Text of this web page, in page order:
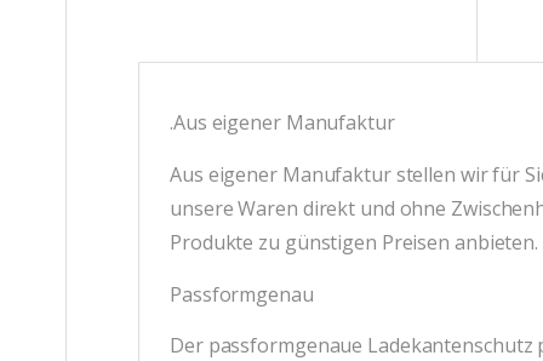
.Aus eigener Manufaktur
Aus eigener Manufaktur stellen wir für
unsere Waren direkt und ohne
Produkte zu günstigen Preisen anbieten.
Passformgenau
Der passformgenaue